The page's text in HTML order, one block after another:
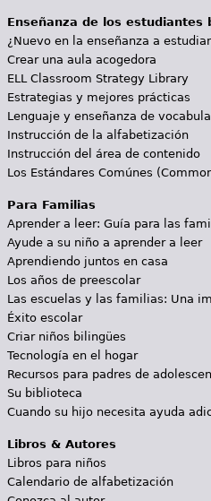
Enseñanza de los estudiantes
¿Nuevo en la enseñanza a
Crear una aula acogedora
ELL Classroom Strategy Library
Estrategias y mejores prácticas
Lenguaje y enseñanza de
Instrucción de la alfabetización
Instrucción del área de contenido
Los Estándares Comúnes
Para Familias
Aprender a leer: Guía para las
Ayude a su niño a aprender a leer
Aprendiendo juntos en casa
Los años de preescolar
Las escuelas y las familias: Una
Éxito escolar
Criar niños bilingües
Tecnología en el hogar
Recursos para padres de
Su biblioteca
Cuando su hijo necesita ayuda
Libros & Autores
Libros para niños
Calendario de alfabetización